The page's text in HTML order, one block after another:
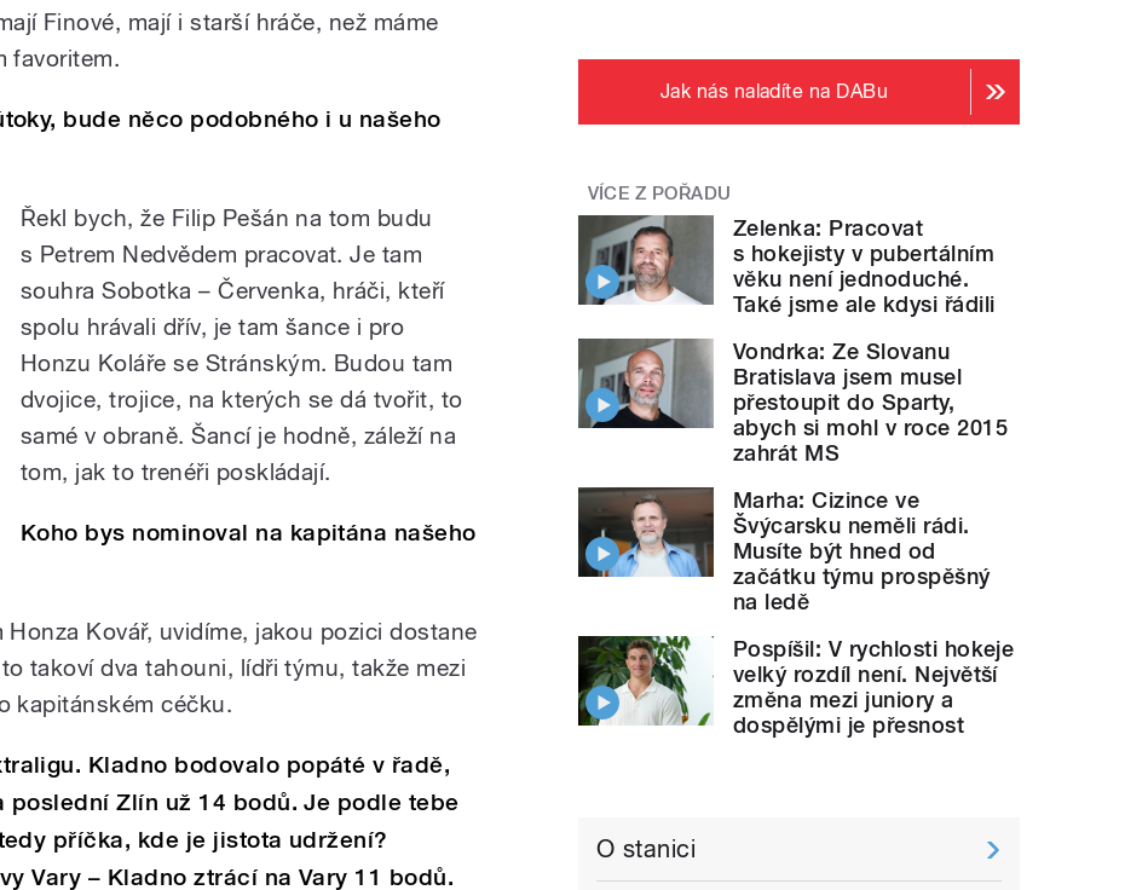
Finové, mají i starší hráče, než máme
favoritem.
bude něco podobného i u našeho
Řekl bych, že Filip Pešán na tom budu
s Petrem Nedvědem pracovat. Je tam
souhra Sobotka – Červenka, hráči, kteří
spolu hrávali dřív, je tam šance i pro
Honzu Koláře se Stránským. Budou tam
dvojice, trojice, na kterých se dá tvořit, to
samé v obraně. Šancí je hodně, záleží na
tom, jak to trenéři poskládají.
Koho bys nominoval na kapitána našeho
Kovář, uvidíme, jakou pozici dostane
takoví dva tahouni, lídři týmu, takže mezi
kapitánském céčku.
Kladno bodovalo popáté v řadě,
poslední Zlín už 14 bodů. Je podle tebe
příčka, kde je jistota udržení?
Vary – Kladno ztrácí na Vary 11 bodů.
Jak nás naladíte na DABu
VÍCE Z POŘADU
Zelenka: Pracovat
s hokejisty v pubertálním
věku není jednoduché.
Také jsme ale kdysi řádili
Vondrka: Ze Slovanu
Bratislava jsem musel
přestoupit do Sparty,
abych si mohl v roce 2015
zahrát MS
Marha: Cizince ve
Švýcarsku neměli rádi.
Musíte být hned od
začátku týmu prospěšný
na ledě
Pospíšil: V rychlosti hokeje
velký rozdíl není. Největší
změna mezi juniory a
dospělými je přesnost
O stanici